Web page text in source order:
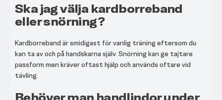
Ska jag välja kardborreband
eller snörning?
Kardborreband är smidigast för vanlig träning eftersom du
kan ta av och på handskarna själv. Snörning kan ge tajtare
passform men kräver oftast hjälp och används oftare vid
tävling.